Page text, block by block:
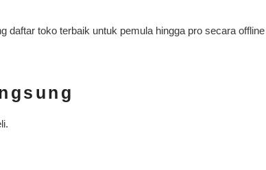
daftar toko terbaik untuk pemula hingga pro secara offline